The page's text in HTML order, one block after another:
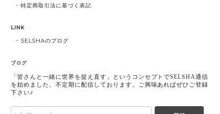
特定商取引法に基づく表記
LINK
SELSHAのブログ
ブログ
「皆さんと一緒に世界を捉え直す」というコンセプトでSELSHA通信
を始めました。不定期に配信しております。ご興味あればぜひご登録
下さい♪